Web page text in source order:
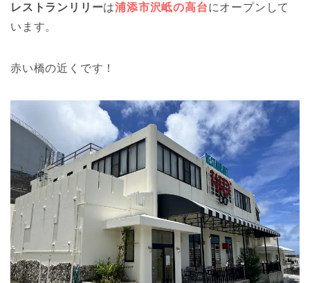
レストランリリーは浦添市沢岻の高台にオープンして
います。
赤い橋の近くです！